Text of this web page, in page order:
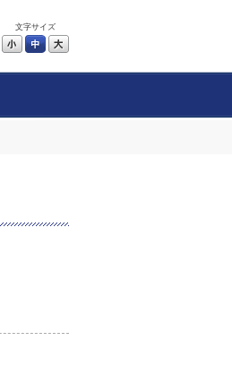
文字サイズ
小 中